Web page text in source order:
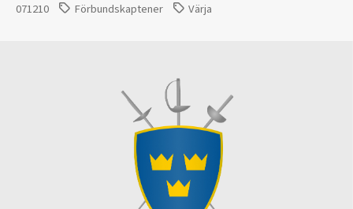
071210 Förbundskaptener Värja